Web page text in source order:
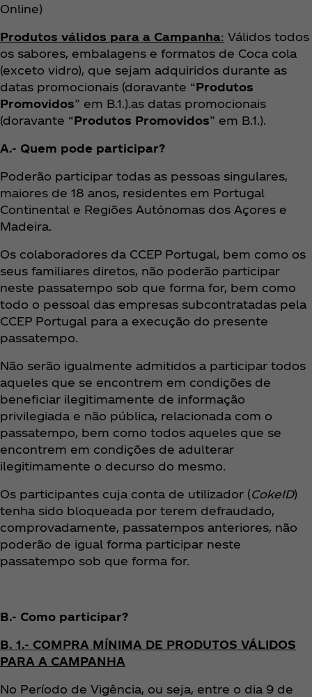
Online)
Produtos válidos para a Campanha: Válidos todos
os sabores, embalagens e formatos de Coca cola
(exceto vidro), que sejam adquiridos durante as
datas promocionais (doravante “Produtos
Promovidos” em B.1.).as datas promocionais
(doravante “Produtos Promovidos” em B.1.).
A.- Quem pode participar?
Poderão participar todas as pessoas singulares,
maiores de 18 anos, residentes em Portugal
Continental e Regiões Autónomas dos Açores e
Madeira.
Os colaboradores da CCEP Portugal, bem como os
seus familiares diretos, não poderão participar
neste passatempo sob que forma for, bem como
todo o pessoal das empresas subcontratadas pela
CCEP Portugal para a execução do presente
passatempo.
Não serão igualmente admitidos a participar todos
aqueles que se encontrem em condições de
beneficiar ilegitimamente de informação
privilegiada e não pública, relacionada com o
passatempo, bem como todos aqueles que se
encontrem em condições de adulterar
ilegitimamente o decurso do mesmo.
Os participantes cuja conta de utilizador (CokeID)
tenha sido bloqueada por terem defraudado,
comprovadamente, passatempos anteriores, não
poderão de igual forma participar neste
passatempo sob que forma for.
B.- Como participar?
B. 1.- COMPRA MÍNIMA DE PRODUTOS VÁLIDOS
PARA A CAMPANHA
No Período de Vigência, ou seja, entre o dia 9 de